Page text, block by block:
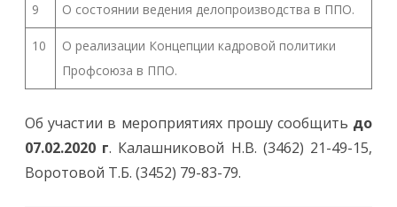
9 О состоянии ведения делопроизводства в ППО.
10
О реализации Концепции кадровой политики
Профсоюза в ППО.
Об участии в мероприятиях прошу сообщить до
07.02.2020 г. Калашниковой Н.В. (3462) 21-49-15,
Воротовой Т.Б. (3452) 79-83-79.